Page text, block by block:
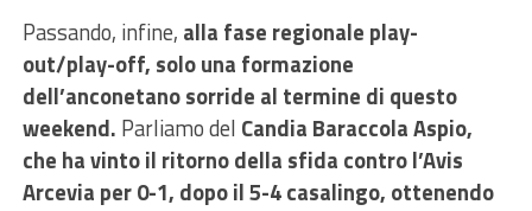
Passando, infine, alla fase regionale play-
out/play-off, solo una formazione
dell’anconetano sorride al termine di questo
weekend. Parliamo del Candia Baraccola Aspio,
che ha vinto il ritorno della sfida contro l’Avis
Arcevia per 0-1, dopo il 5-4 casalingo, ottenendo